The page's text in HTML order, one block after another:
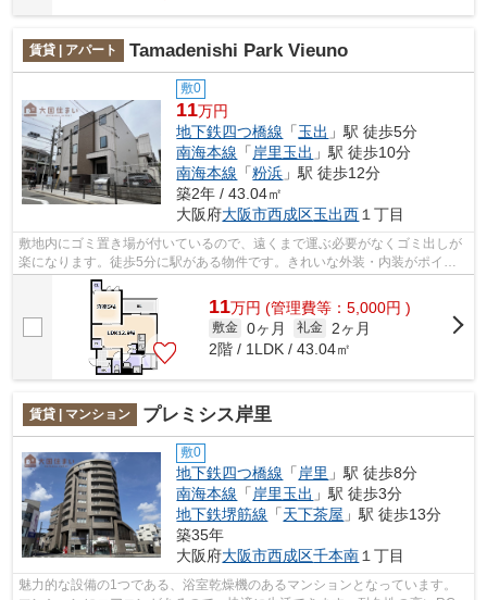
賃貸 | アパート Tamadenishi Park Vieuno
敷0
11万円
地下鉄四つ橋線 「玉出 」駅 徒歩5分
南海本線 「岸里玉出 」駅 徒歩10分
南海本線 「粉浜 」駅 徒歩12分
築2年 / 43.04㎡
大阪府大阪市西成区玉出西１丁目
敷地内にゴミ置き場が付いているので、遠くまで運ぶ必要がなくゴミ出しが
楽になります。徒歩5分に駅がある物件です。きれいな外装・内装がポイン
ト。「Tamadenishi Park Vieuno」のこ...
11万円 (管理費等：5,000円 )
敷金 0ヶ月 礼金
2ヶ月
2階 / 1LDK / 43.04㎡
賃貸 | マンション プレミシス岸里
敷0
地下鉄四つ橋線 「 岸里 」駅 徒歩8分
南海本線 「 岸里玉出 」駅 徒歩3分
地下鉄堺筋線 「天下茶屋 」駅 徒歩13分
築35年
大阪府大阪市西成区千本南 １丁目
魅力的な設備の1つである、浴室乾燥機のあるマンションとなっています。